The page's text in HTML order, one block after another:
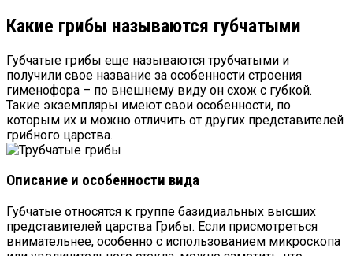
Какие грибы называются губчатыми
Губчатые грибы еще называются трубчатыми и
получили свое название за особенности строения
гименофора – по внешнему виду он схож с губкой.
Такие экземпляры имеют свои особенности, по
которым их и можно отличить от других представителей
грибного царства.
Описание и особенности вида
Губчатые относятся к группе базидиальных высших
представителей царства Грибы. Если присмотреться
внимательнее, особенно с использованием микроскопа